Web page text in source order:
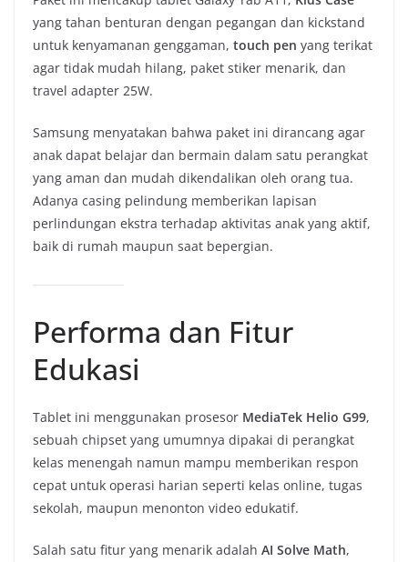
yang tahan benturan dengan pegangan dan kickstand
untuk kenyamanan genggaman, touch pen yang terikat
agar tidak mudah hilang, paket stiker menarik, dan
travel adapter 25W.
Samsung menyatakan bahwa paket ini dirancang agar
anak dapat belajar dan bermain dalam satu perangkat
yang aman dan mudah dikendalikan oleh orang tua.
Adanya casing pelindung memberikan lapisan
perlindungan ekstra terhadap aktivitas anak yang aktif,
baik di rumah maupun saat bepergian.
Performa dan Fitur
Edukasi
Tablet ini menggunakan prosesor MediaTek Helio G99,
sebuah chipset yang umumnya dipakai di perangkat
kelas menengah namun mampu memberikan respon
cepat untuk operasi harian seperti kelas online, tugas
sekolah, maupun menonton video edukatif.
Salah satu fitur yang menarik adalah AI Solve Math,